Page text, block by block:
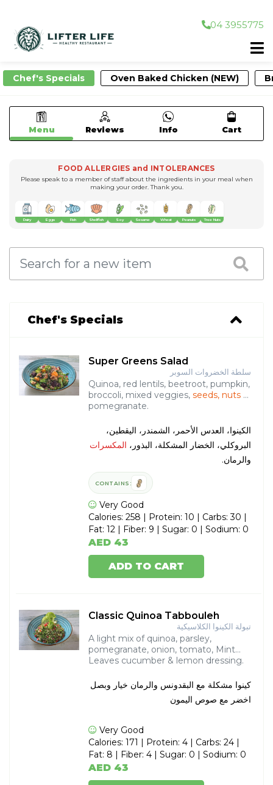
Chef's Specials Oven Baked Chicken (NEW)
04 3955775
Menu Reviews Info Cart
FOOD ALLERGIES and INTOLERANCES
Please speak to a member of staff about the ingredients in your meal when
making your order. Thank you.
Dairy Eggs Fish Shellfish Soy Sesame Wheat Peanuts Tree Nuts
Chef's Specials
Super Greens Salad
سلطة الخضروات السوبر
Quinoa, red lentils, beetroot, pumpkin,
broccoli, mixed veggies, seeds, nuts &
pomegranate.
الكينوا، العدس الأحمر، الشمندر، اليقطين،
البروكلي، الخضار المشكلة، البذور، المكسرات
والرمان.
CONTAINS:
Very Good
Calories: 258 | Protein: 10 | Carbs: 30 |
Fat: 12 | Fiber: 9 | Sugar: 0 | Sodium: 0
AED 43
ADD TO CART
Classic Quinoa Tabbouleh
تبولة الكينوا الكلاسيكية
A light mix of quinoa, parsley,
pomegranate, onion, tomato, Mint
Leaves cucumber & lemon dressing.
كينوا مشكلة مع البقدونس والرمان خيار وبصل
اخضر مع صوص اليمون
Very Good
Calories: 171 | Protein: 4 | Carbs: 24 |
Fat: 8 | Fiber: 4 | Sugar: 0 | Sodium: 0
AED 43